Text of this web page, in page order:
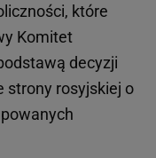
które
Komitet
decyzji
strony rosyjskiej o